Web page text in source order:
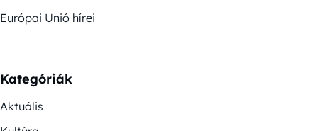
Európai Unió hírei
Kategóriák
Aktuális